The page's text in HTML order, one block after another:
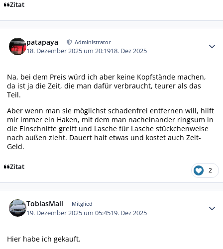
Zitat
patapaya Administrator
18. Dezember 2025 um 20:1918. Dez 2025
Na, bei dem Preis würd ich aber keine Kopfstände machen,
da ist ja die Zeit, die man dafür verbraucht, teurer als das
Teil.
Aber wenn man sie möglichst schadenfrei entfernen will, hilft
mir immer ein Haken, mit dem man nacheinander ringsum in
die Einschnitte greift und Lasche für Lasche stückchenweise
nach außen zieht. Dauert halt etwas und kostet auch Zeit-
Geld.
Zitat 2
TobiasMall Mitglied
19. Dezember 2025 um 05:4519. Dez 2025
Hier habe ich gekauft.